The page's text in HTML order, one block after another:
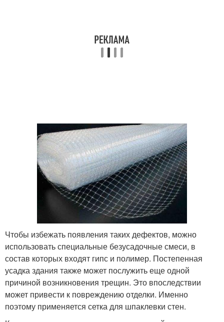
Чтобы избежать появления таких дефектов, можно
использовать специальные безусадочные смеси, в
состав которых входят гипс и полимер. Постепенная
усадка здания также может послужить еще одной
причиной возникновения трещин. Это впоследствии
может привести к повреждению отделки. Именно
поэтому применяется сетка для шпаклевки стен.